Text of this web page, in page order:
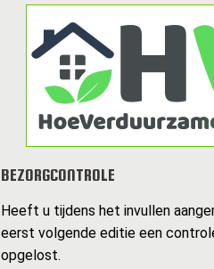
BEZORGCONTROLE
Heeft u tijdens het invullen
eerst volgende editie een
opgelost.